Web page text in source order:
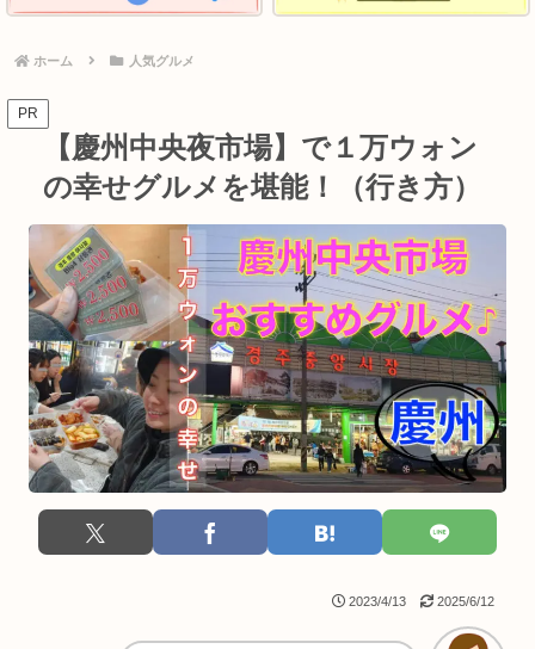
ホーム 人気グルメ
PR
【慶州中央夜市場】で１万ウォン
の幸せグルメを堪能！（行き方）
2023/4/13 2025/6/12